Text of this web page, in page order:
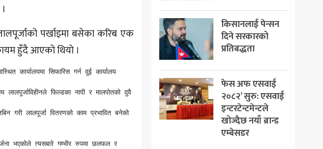
पर्खाइमा बसेका करिब एक
हुँदै आएको थियो ।
किसानलाई पेन्सन
दिने सरकारको
प्रतिबद्धता
फेस अफ एसवाई
२०८२’ सुरु: एसवाई
इन्टरटेन्टमेन्टले
खोज्दैछ नयाँ ब्रान्ड
एम्बेसडर